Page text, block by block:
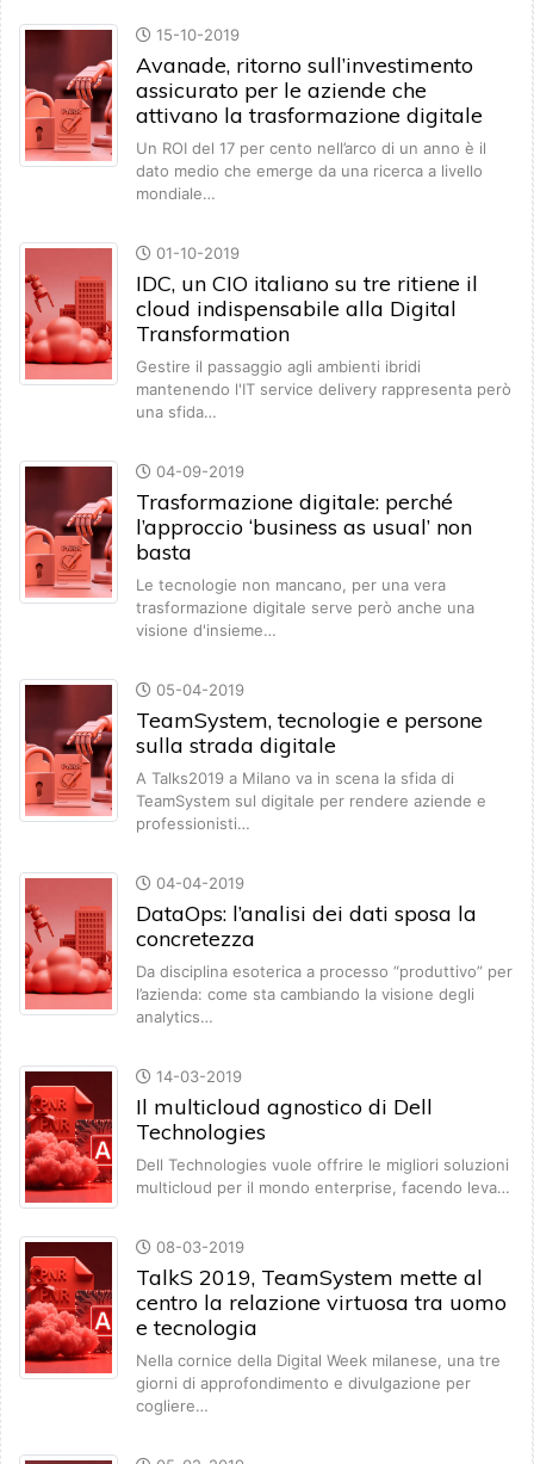
15-10-2019
Avanade, ritorno sull’investimento
assicurato per le aziende che
attivano la trasformazione digitale
Un ROI del 17 per cento nell’arco di un anno è il
dato medio che emerge da una ricerca a livello
mondiale…
01-10-2019
IDC, un CIO italiano su tre ritiene il
cloud indispensabile alla Digital
Transformation
Gestire il passaggio agli ambienti ibridi
mantenendo l'IT service delivery rappresenta però
una sfida…
04-09-2019
Trasformazione digitale: perché
l’approccio ‘business as usual’ non
basta
Le tecnologie non mancano, per una vera
trasformazione digitale serve però anche una
visione d'insieme…
05-04-2019
TeamSystem, tecnologie e persone
sulla strada digitale
A Talks2019 a Milano va in scena la sfida di
TeamSystem sul digitale per rendere aziende e
professionisti…
04-04-2019
DataOps: l’analisi dei dati sposa la
concretezza
Da disciplina esoterica a processo “produttivo” per
l’azienda: come sta cambiando la visione degli
analytics…
14-03-2019
Il multicloud agnostico di Dell
Technologies
Dell Technologies vuole offrire le migliori soluzioni
multicloud per il mondo enterprise, facendo leva…
08-03-2019
TalkS 2019, TeamSystem mette al
centro la relazione virtuosa tra uomo
e tecnologia
Nella cornice della Digital Week milanese, una tre
giorni di approfondimento e divulgazione per
cogliere…